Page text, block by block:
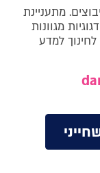
מתעניינת
מגוונות
למדע